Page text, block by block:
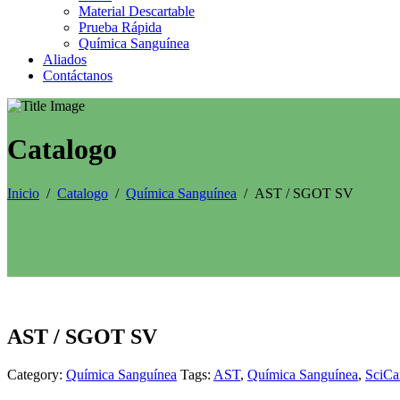
Material Descartable
Prueba Rápida
Química Sanguínea
Aliados
Contáctanos
Catalogo
Inicio / Catalogo / Química Sanguínea / AST / SGOT SV
AST / SGOT SV
Category: Química Sanguínea Tags: AST, Química Sanguínea,